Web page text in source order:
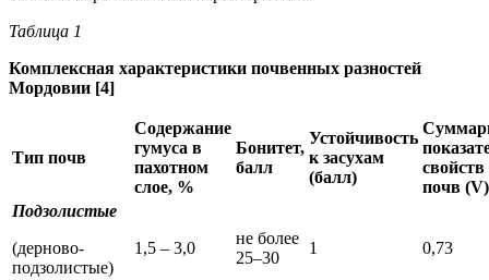
Таблица 1
Комплексная характеристики почвенных разностей
Мордовии [4]
Тип почв
Содержание
гумуса в
пахотном
слое, %
Бонитет,
балл
Устойчивость
к засухам
(балл)
свойств
почв (V)
Подзолистые
(дерново-
подзолистые)
1,5 – 3,0
не более
25–30
1 0,73